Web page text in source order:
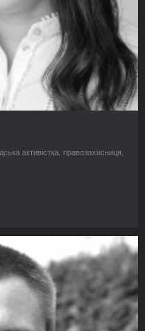
активістка, правозахисниця,